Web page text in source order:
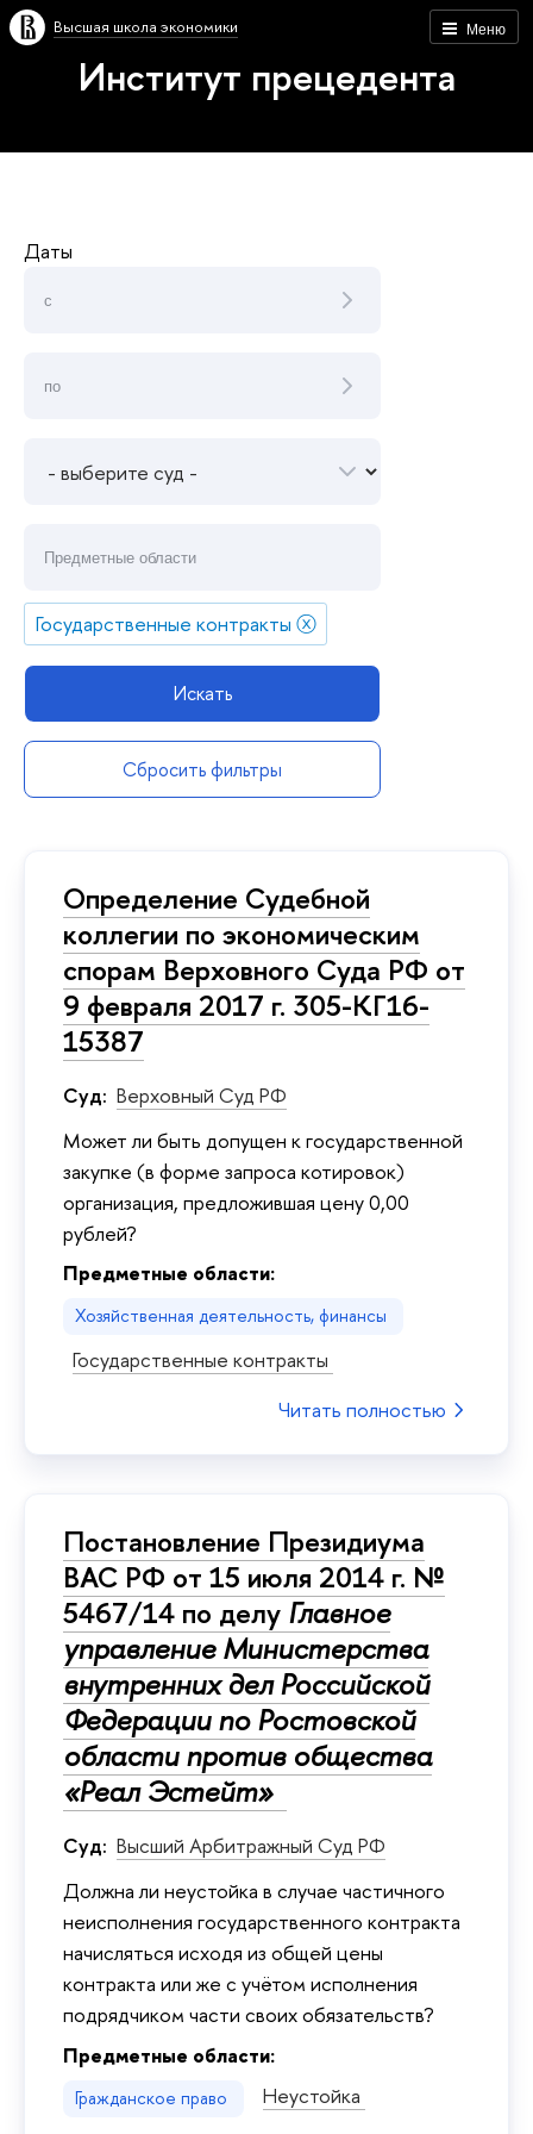
Меню
Высшая школа экономики
Институт прецедента
Даты
Государственные контракты ⓧ
Искать
Сбросить фильтры
Определение Судебной
коллегии по экономическим
спорам Верховного Суда РФ от
9 февраля 2017 г. 305-КГ16-
15387
Суд: Верховный Суд РФ
Может ли быть допущен к государственной
закупке (в форме запроса котировок)
организация, предложившая цену 0,00
рублей?
Предметные области:
Хозяйственная деятельность, финансы
Государственные контракты
Читать полностью
Постановление Президиума
ВАС РФ от 15 июля 2014 г. №
5467/14 по делу Главное
управление Министерства
внутренних дел Российской
Федерации по Ростовской
области против общества
«Реал Эстейт»
Суд: Высший Арбитражный Суд РФ
Должна ли неустойка в случае частичного
неисполнения государственного контракта
начисляться исходя из общей цены
контракта или же с учётом исполнения
подрядчиком части своих обязательств?
Предметные области:
Гражданское право Неустойка